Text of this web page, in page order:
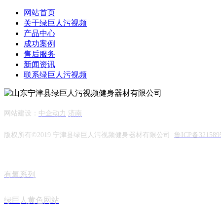
网站首页
关于绿巨人污视频
产品中心
成功案例
售后服务
新闻资讯
联系绿巨人污视频
网站建设： 中企动力 济南
版权所有©2019 宁津县绿巨人污视频健身器材有限公司 鲁ICP备
有氧系列
绿巨人黄色网站